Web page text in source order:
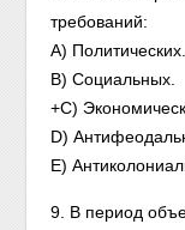
требований:
A) Политических.
B) Социальных.
+C)
D)
E)
9. В период